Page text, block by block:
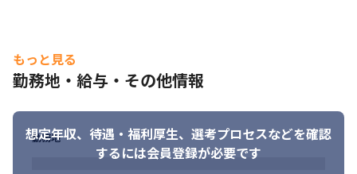
大手企業も興味をしめしているメタバース領域へのチャレンジも
スタートさせています。
もっと見る
勤務地・給与・その他情報
想定年収、待遇・福利厚生、 選考プロセスなどを確認
するには会員登録が必要です
勤務地